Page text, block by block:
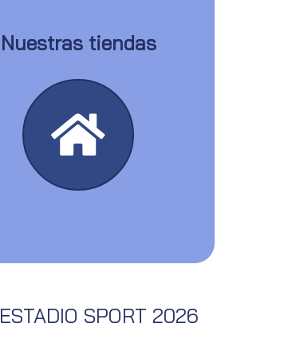
Nuestras tiendas
ESTADIO SPORT 2026